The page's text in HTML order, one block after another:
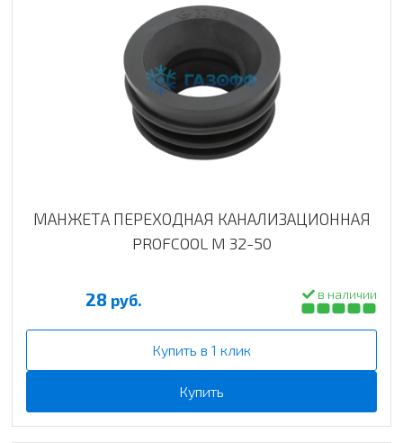
МАНЖЕТА ПЕРЕХОДНАЯ КАНАЛИЗАЦИОННАЯ
PROFCOOL M 32-50
28 руб. в наличии
Купить в 1 клик
Купить